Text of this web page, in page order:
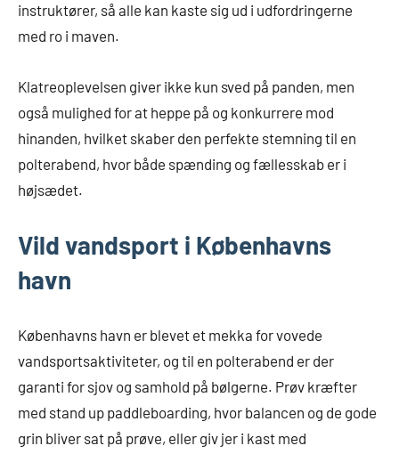
instruktører, så alle kan kaste sig ud i udfordringerne
med ro i maven.
Klatreoplevelsen giver ikke kun sved på panden, men
også mulighed for at heppe på og konkurrere mod
hinanden, hvilket skaber den perfekte stemning til en
polterabend, hvor både spænding og fællesskab er i
højsædet.
Vild vandsport i Københavns
havn
Københavns havn er blevet et mekka for vovede
vandsportsaktiviteter, og til en polterabend er der
garanti for sjov og samhold på bølgerne. Prøv kræfter
med stand up paddleboarding, hvor balancen og de gode
grin bliver sat på prøve, eller giv jer i kast med